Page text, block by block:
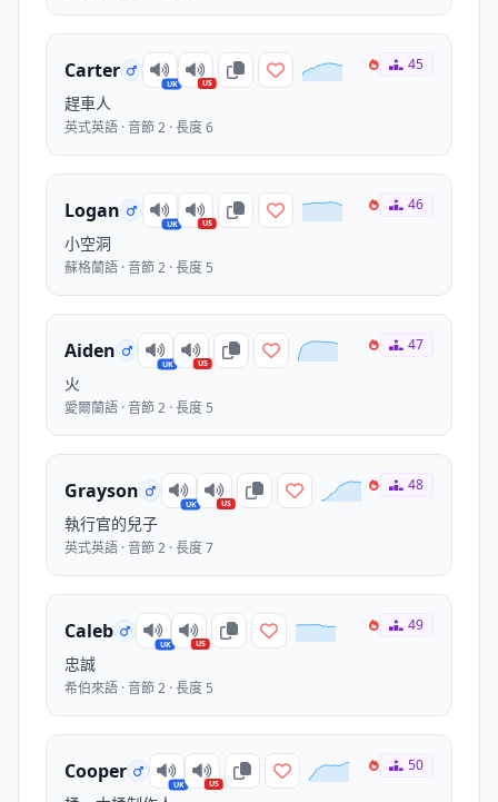
Carter
UK US
趕車人
英式英語 · 音節 2 · 長度 6
45
Logan
UK US
小空洞
蘇格蘭語 · 音節 2 · 長度 5
46
Aiden
UK US
火
愛爾蘭語 · 音節 2 · 長度 5
47
Grayson
UK US
執行官的兒子
英式英語 · 音節 2 · 長度 7
48
Caleb
UK US
忠誠
希伯來語 · 音節 2 · 長度 5
49
Cooper
UK US
50